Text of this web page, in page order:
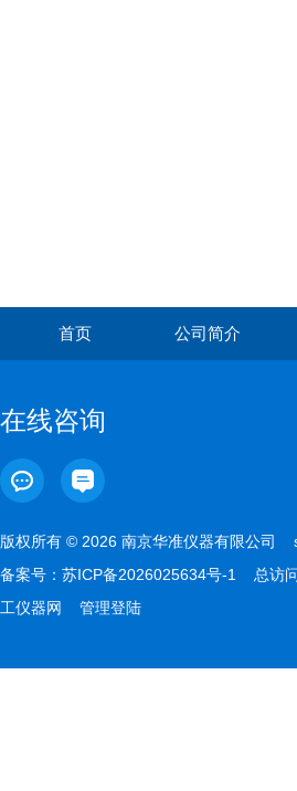
首页 公司简介
在线咨询
版权所有 © 2026 南京华准仪器有限公司
备案号： 苏ICP备2026025634号-1 总访
工仪器网
管理登陆